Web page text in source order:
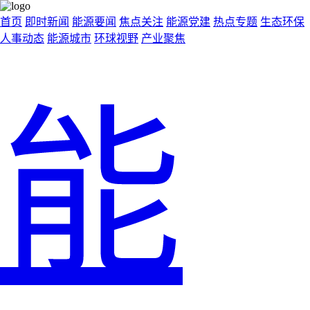
首页 即时新闻 能源要闻 焦点关注 能源党建 热点专题 生态环保
人事动态 能源城市 环球视野 产业聚焦
能